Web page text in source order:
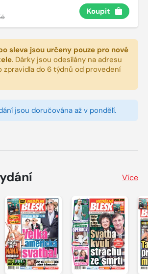
Koupit
sleva jsou určeny pouze pro nové
. Dárky jsou odesílány na adresu
zpravidla do 6 týdnů od provedení
jsou doručována až v pondělí.
Více